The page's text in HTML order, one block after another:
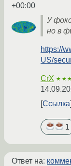
+00:00
У
но в
https://
US/
CrX
Ссылка
1
Ответ на: